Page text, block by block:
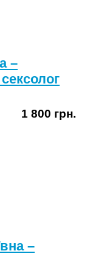
–
1 800 грн.
–